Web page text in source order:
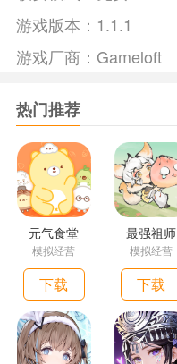
游戏版本： 1.1.1
游戏厂商： Gameloft
热门推荐
元气食堂
模拟经营
下载
最强祖师
模拟经营
下载